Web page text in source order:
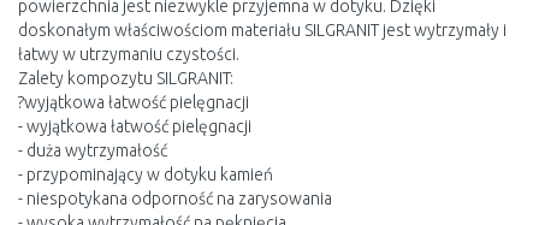
powierzchnia jest niezwykle przyjemna w dotyku. Dzięki
doskonałym właściwościom materiału SILGRANIT jest wytrzymały i
łatwy w utrzymaniu czystości.
Zalety kompozytu SILGRANIT:
?wyjątkowa łatwość pielęgnacji
- wyjątkowa łatwość pielęgnacji
- duża wytrzymałość
- przypominający w dotyku kamień
- niespotykana odporność na zarysowania